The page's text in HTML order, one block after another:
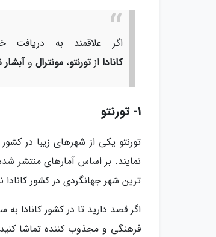
اگر علاقمند به
کانادا ازتورنتو، مونترال وآبشار
1- تورنتو
نمایند. بر اساس آمارهای منتشر
ترین شهر جهانگردی در کشور کانادا
اگر قصد دارید تا در کشور کانادا
فرهنگی و مجذوب کننده تماشا